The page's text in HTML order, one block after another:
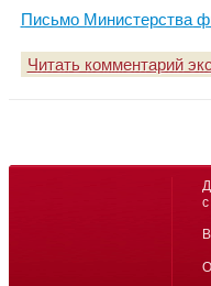
Письмо Министерства
Читать комментарий